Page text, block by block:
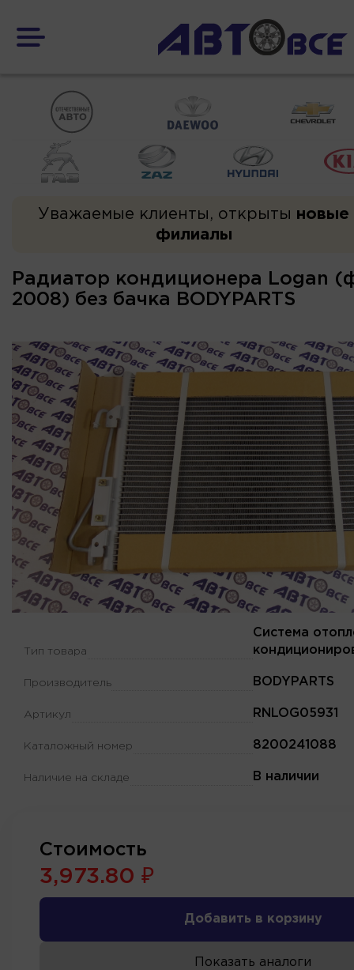
Уважаемые клиенты, открыты новые
филиалы
Радиатор кондиционера Logan
2008) без бачка BODYPARTS
Тип товара
Система
Производитель BODYPARTS
Артикул RNLOG05931
Каталожный номер 8200241088
Наличие на складе В наличии
Стоимость
3,973.80 ₽
Добавить в корзину
Показать аналоги